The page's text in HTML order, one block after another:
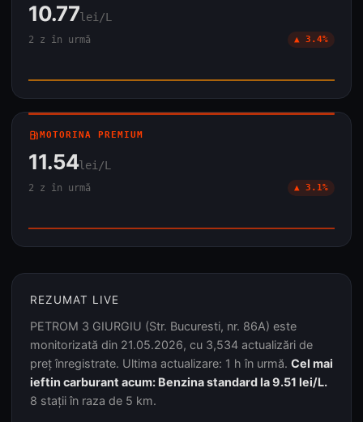
10.77lei/L
2 z în urmă ▲ 3.4%
local_gas_stationMOTORINA PREMIUM
11.54lei/L
2 z în urmă ▲ 3.1%
REZUMAT LIVE
PETROM 3 GIURGIU (Str. Bucuresti, nr. 86A) este
monitorizată din 21.05.2026, cu 3,534 actualizări de
preț înregistrate. Ultima actualizare: 1 h în urmă. Cel mai
ieftin carburant acum: Benzina standard la 9.51 lei/L.
8 stații în raza de 5 km.